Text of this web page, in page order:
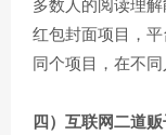
多数人的阅读理解
红包封面项目，平
同个项目，在不
四）互联网二道贩